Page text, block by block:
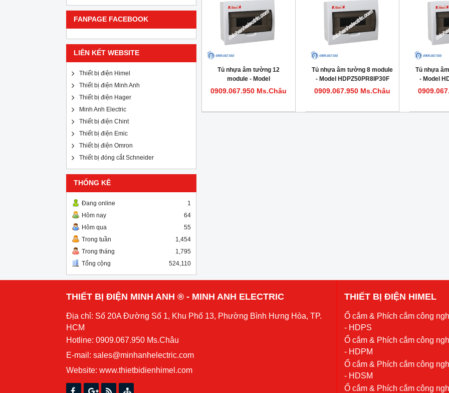
FANPAGE FACEBOOK
LIÊN KẾT WEBSITE
Thiết bị điện Himel
Thiết bị điện Minh Anh
Thiết bị điện Hager
Minh Anh Electric
Thiết bị điện Chint
Thiết bị điện Emic
Thiết bị điện Omron
Thiết bị đóng cắt Schneider
THỐNG KÊ
Đang online
1
Hôm nay
64
Hôm qua
55
Trong tuần
1,454
Trong tháng
1,795
Tổng cộng
524,110
Tủ nhựa âm tường 12
module - Model
HDPZ50PR12IP30F
0909.067.950 Ms.Châu
Tủ nhựa âm tường 8 module
- Model HDPZ50PR8IP30F
0909.067.950 Ms.Châu
Tủ nhựa
- Model
THIẾT BỊ ĐIỆN MINH ANH ® - MINH ANH ELECTRIC
Địa chỉ: Số 20A Đường Số 1, Khu Phố 13, Phường Bình Hưng Hòa, TP.
HCM
Hotline: 0909.067.950 Ms.Châu
E-mail: sales@minhanhelectric.com
Website: www.thietbidienhimel.com
THIẾT BỊ ĐIỆN HIMEL
Ổ cắm & Phích cắm công
- HDPS
Ổ cắm & Phích cắm công
- HDPM
Ổ cắm & Phích cắm công
- HDSM
Ổ cắm & Phích cắm công